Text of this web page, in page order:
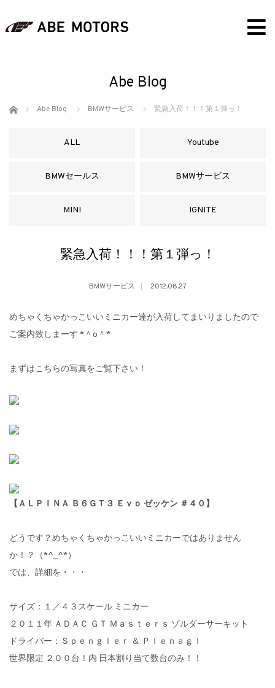
Abe Blog
ホーム Abe Blog BMWサービス 緊急入荷！！！第１弾っ！
ALL Youtube
BMWセールス BMWサービス
MINI IGNITE
緊急入荷！！！第１弾っ！
BMWサービス 2012.08.27
めちゃくちゃかっこいいミニカー達が入荷してまいりましたので
ご案内致しまーす *＾o＾*
まずはこちらの写真をご覧下さい！
【ＡＬＰＩＮＡ Ｂ６ＧＴ３ Ｅｖｏ ゼッケン ＃４０】
どうです？めちゃくちゃかっこいいミニカーではありません
か！？（*^_^*）
では、詳細を・・・
サイズ：１／４３スケール ミニカー
２０１１年 ＡＤＡＣ ＧＴ Ｍａｓｔｅｒｓ ゾルダーサーキット
ドライバー：Ｓｐｅｎｇｌｅｒ ＆ Ｐｌｅｎａｇｌ
世界限定 ２００台！内 日本割り当て数台のみ！！